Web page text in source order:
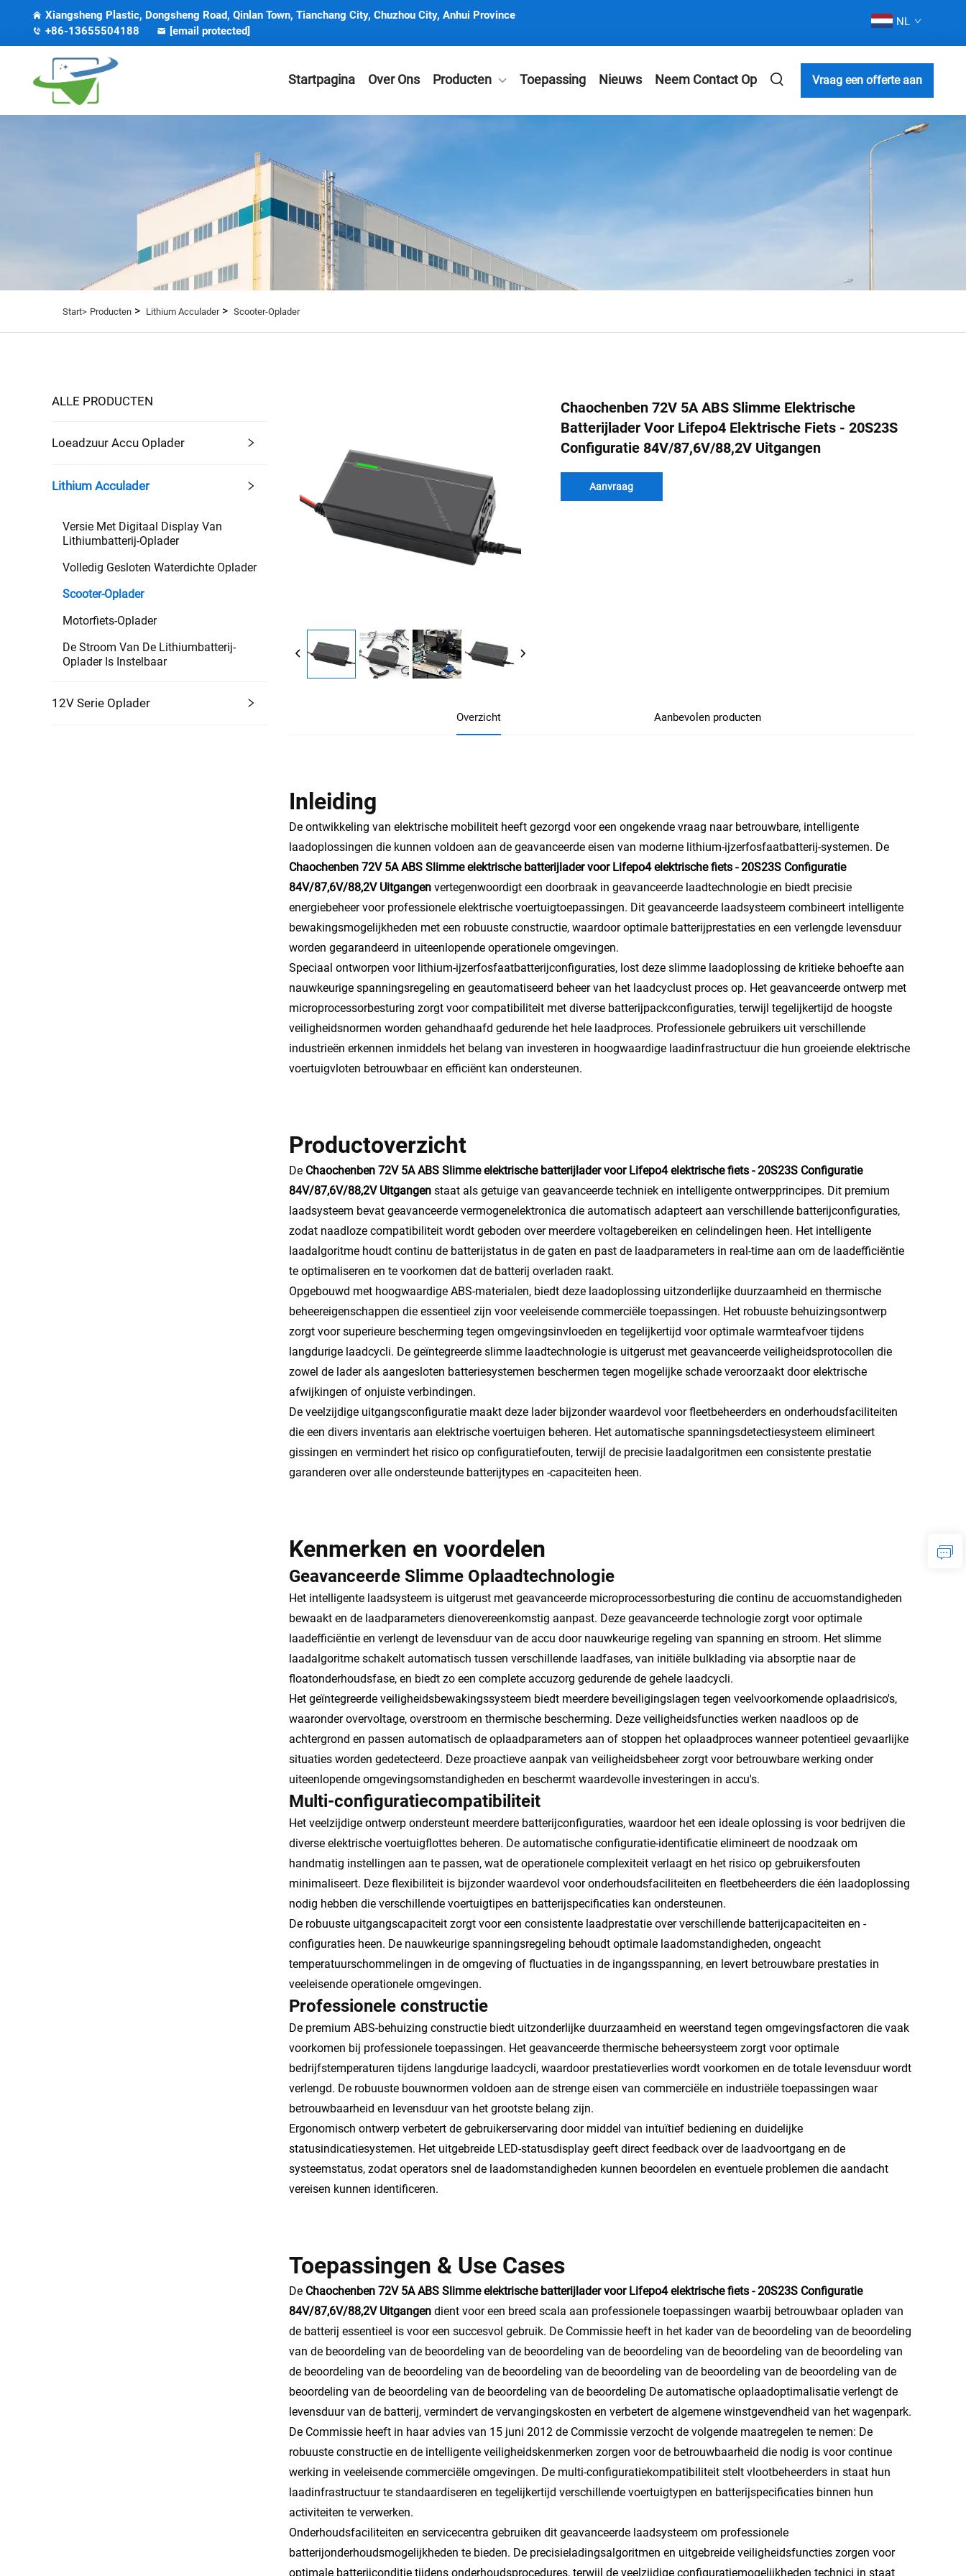
Xiangsheng Plastic, Dongsheng Road, Qinlan Town, Tianchang City, Chuzhou City, Anhui Province
+86-13655504188
[email protected]
NL
Startpagina Over Ons Producten Toepassing Nieuws Neem Contact Op Vraag een offerte aan
Start> Producten > Lithium Acculader> Scooter-Oplader
ALLE PRODUCTEN
Loeadzuur Accu Oplader
Lithium Acculader
Versie Met Digitaal Display Van
Lithiumbatterij-Oplader
Volledig Gesloten Waterdichte Oplader
Scooter-Oplader
Motorfiets-Oplader
De Stroom Van De Lithiumbatterij-
Oplader Is Instelbaar
12V Serie Oplader
Chaochenben 72V 5A ABS Slimme Elektrische
Batterijlader Voor Lifepo4 Elektrische Fiets - 20S23S
Configuratie 84V/87,6V/88,2V Uitgangen
Aanvraag
Overzicht Aanbevolen producten
Inleiding
De ontwikkeling van elektrische mobiliteit heeft gezorgd voor een ongekende vraag naar betrouwbare, intelligente
laadoplossingen die kunnen voldoen aan de geavanceerde eisen van moderne lithium-ijzerfosfaatbatterij-systemen. De
Chaochenben 72V 5A ABS Slimme elektrische batterijlader voor Lifepo4 elektrische fiets - 20S23S Configuratie
84V/87,6V/88,2V Uitgangen vertegenwoordigt een doorbraak in geavanceerde laadtechnologie en biedt precisie
energiebeheer voor professionele elektrische voertuigtoepassingen. Dit geavanceerde laadsysteem combineert intelligente
bewakingsmogelijkheden met een robuuste constructie, waardoor optimale batterijprestaties en een verlengde levensduur
worden gegarandeerd in uiteenlopende operationele omgevingen.
Speciaal ontworpen voor lithium-ijzerfosfaatbatterijconfiguraties, lost deze slimme laadoplossing de kritieke behoefte aan
nauwkeurige spanningsregeling en geautomatiseerd beheer van het laadcyclust proces op. Het geavanceerde ontwerp met
microprocessorbesturing zorgt voor compatibiliteit met diverse batterijpackconfiguraties, terwijl tegelijkertijd de hoogste
veiligheidsnormen worden gehandhaafd gedurende het hele laadproces. Professionele gebruikers uit verschillende
industrieën erkennen inmiddels het belang van investeren in hoogwaardige laadinfrastructuur die hun groeiende elektrische
voertuigvloten betrouwbaar en efficiënt kan ondersteunen.
Productoverzicht
De Chaochenben 72V 5A ABS Slimme elektrische batterijlader voor Lifepo4 elektrische fiets - 20S23S Configuratie
84V/87,6V/88,2V Uitgangen staat als getuige van geavanceerde techniek en intelligente ontwerpprincipes. Dit premium
laadsysteem bevat geavanceerde vermogenelektronica die automatisch adapteert aan verschillende batterijconfiguraties,
zodat naadloze compatibiliteit wordt geboden over meerdere voltagebereiken en celindelingen heen. Het intelligente
laadalgoritme houdt continu de batterijstatus in de gaten en past de laadparameters in real-time aan om de laadefficiëntie
te optimaliseren en te voorkomen dat de batterij overladen raakt.
Opgebouwd met hoogwaardige ABS-materialen, biedt deze laadoplossing uitzonderlijke duurzaamheid en thermische
beheereigenschappen die essentieel zijn voor veeleisende commerciële toepassingen. Het robuuste behuizingsontwerp
zorgt voor superieure bescherming tegen omgevingsinvloeden en tegelijkertijd voor optimale warmteafvoer tijdens
langdurige laadcycli. De geïntegreerde slimme laadtechnologie is uitgerust met geavanceerde veiligheidsprotocollen die
zowel de lader als aangesloten batteriesystemen beschermen tegen mogelijke schade veroorzaakt door elektrische
afwijkingen of onjuiste verbindingen.
De veelzijdige uitgangsconfiguratie maakt deze lader bijzonder waardevol voor fleetbeheerders en onderhoudsfaciliteiten
die een divers inventaris aan elektrische voertuigen beheren. Het automatische spanningsdetectiesysteem elimineert
gissingen en vermindert het risico op configuratiefouten, terwijl de precisie laadalgoritmen een consistente prestatie
garanderen over alle ondersteunde batterijtypes en -capaciteiten heen.
Kenmerken en voordelen
Geavanceerde Slimme Oplaadtechnologie
Het intelligente laadsysteem is uitgerust met geavanceerde microprocessorbesturing die continu de accuomstandigheden
bewaakt en de laadparameters dienovereenkomstig aanpast. Deze geavanceerde technologie zorgt voor optimale
laadefficiëntie en verlengt de levensduur van de accu door nauwkeurige regeling van spanning en stroom. Het slimme
laadalgoritme schakelt automatisch tussen verschillende laadfases, van initiële bulklading via absorptie naar de
floatonderhoudsfase, en biedt zo een complete accuzorg gedurende de gehele laadcycli.
Het geïntegreerde veiligheidsbewakingssysteem biedt meerdere beveiligingslagen tegen veelvoorkomende oplaadrisico's,
waaronder overvoltage, overstroom en thermische bescherming. Deze veiligheidsfuncties werken naadloos op de
achtergrond en passen automatisch de oplaadparameters aan of stoppen het oplaadproces wanneer potentieel gevaarlijke
situaties worden gedetecteerd. Deze proactieve aanpak van veiligheidsbeheer zorgt voor betrouwbare werking onder
uiteenlopende omgevingsomstandigheden en beschermt waardevolle investeringen in accu's.
Multi-configuratiecompatibiliteit
Het veelzijdige ontwerp ondersteunt meerdere batterijconfiguraties, waardoor het een ideale oplossing is voor bedrijven die
diverse elektrische voertuigflottes beheren. De automatische configuratie-identificatie elimineert de noodzaak om
handmatig instellingen aan te passen, wat de operationele complexiteit verlaagt en het risico op gebruikersfouten
minimaliseert. Deze flexibiliteit is bijzonder waardevol voor onderhoudsfaciliteiten en fleetbeheerders die één laadoplossing
nodig hebben die verschillende voertuigtipes en batterijspecificaties kan ondersteunen.
De robuuste uitgangscapaciteit zorgt voor een consistente laadprestatie over verschillende batterijcapaciteiten en -
configuraties heen. De nauwkeurige spanningsregeling behoudt optimale laadomstandigheden, ongeacht
temperatuurschommelingen in de omgeving of fluctuaties in de ingangsspanning, en levert betrouwbare prestaties in
veeleisende operationele omgevingen.
Professionele constructie
De premium ABS-behuizing constructie biedt uitzonderlijke duurzaamheid en weerstand tegen omgevingsfactoren die vaak
voorkomen bij professionele toepassingen. Het geavanceerde thermische beheersysteem zorgt voor optimale
bedrijfstemperaturen tijdens langdurige laadcycli, waardoor prestatieverlies wordt voorkomen en de totale levensduur wordt
verlengd. De robuuste bouwnormen voldoen aan de strenge eisen van commerciële en industriële toepassingen waar
betrouwbaarheid en levensduur van het grootste belang zijn.
Ergonomisch ontwerp verbetert de gebruikerservaring door middel van intuïtief bediening en duidelijke
statusindicatiesystemen. Het uitgebreide LED-statusdisplay geeft direct feedback over de laadvoortgang en de
systeemstatus, zodat operators snel de laadomstandigheden kunnen beoordelen en eventuele problemen die aandacht
vereisen kunnen identificeren.
Toepassingen & Use Cases
De Chaochenben 72V 5A ABS Slimme elektrische batterijlader voor Lifepo4 elektrische fiets - 20S23S Configuratie
84V/87,6V/88,2V Uitgangen dient voor een breed scala aan professionele toepassingen waarbij betrouwbaar opladen van
de batterij essentieel is voor een succesvol gebruik. De Commissie heeft in het kader van de beoordeling van de beoordeling
van de beoordeling van de beoordeling van de beoordeling van de beoordeling van de beoordeling van de beoordeling van
de beoordeling van de beoordeling van de beoordeling van de beoordeling van de beoordeling van de beoordeling van de
beoordeling van de beoordeling van de beoordeling van de beoordeling De automatische oplaadoptimalisatie verlengt de
levensduur van de batterij, vermindert de vervangingskosten en verbetert de algemene winstgevendheid van het wagenpark.
De Commissie heeft in haar advies van 15 juni 2012 de Commissie verzocht de volgende maatregelen te nemen: De
robuuste constructie en de intelligente veiligheidskenmerken zorgen voor de betrouwbaarheid die nodig is voor continue
werking in veeleisende commerciële omgevingen. De multi-configuratiekompatibiliteit stelt vlootbeheerders in staat hun
laadinfrastructuur te standaardiseren en tegelijkertijd verschillende voertuigtypen en batterijspecificaties binnen hun
activiteiten te verwerken.
Onderhoudsfaciliteiten en servicecentra gebruiken dit geavanceerde laadsysteem om professionele
batterijonderhoudsmogelijkheden te bieden. De precisieladingsalgoritmen en uitgebreide veiligheidsfuncties zorgen voor
optimale batterijconditie tijdens onderhoudsprocedures, terwijl de veelzijdige configuratiemogelijkheden technici in staat